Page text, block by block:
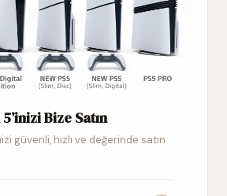
Bize Satın
güvenli, hızlı ve değerinde satın